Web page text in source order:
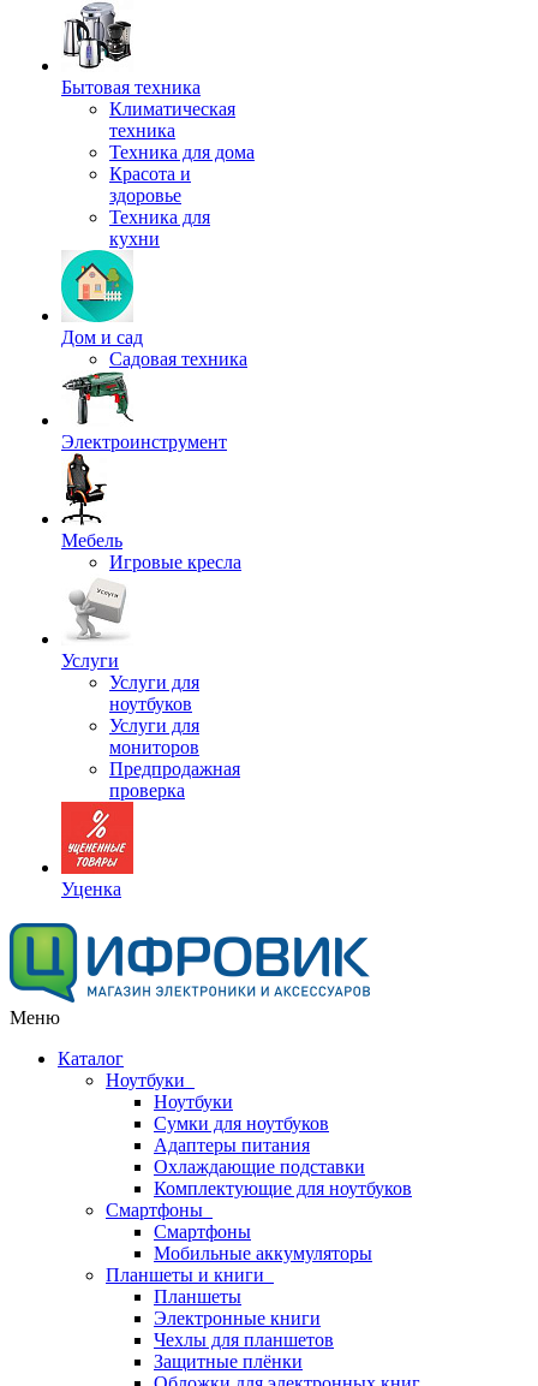
Бытовая техника
Климатическая
техника
Техника для дома
Красота и
здоровье
Техника для
кухни
Дом и сад
Садовая техника
Электроинструмент
Мебель
Игровые кресла
Услуги
Услуги для
ноутбуков
Услуги для
мониторов
Предпродажная
проверка
Уценка
Меню
Каталог
Ноутбуки
Ноутбуки
Сумки для ноутбуков
Адаптеры питания
Охлаждающие подставки
Комплектующие для ноутбуков
Смартфоны
Смартфоны
Мобильные аккумуляторы
Планшеты и книги
Планшеты
Электронные книги
Чехлы для планшетов
Защитные плёнки